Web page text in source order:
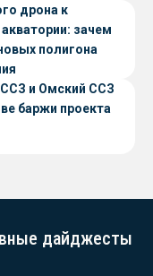
дрона к
зачем
полигона
и Омский ССЗ
баржи проекта
дайджесты